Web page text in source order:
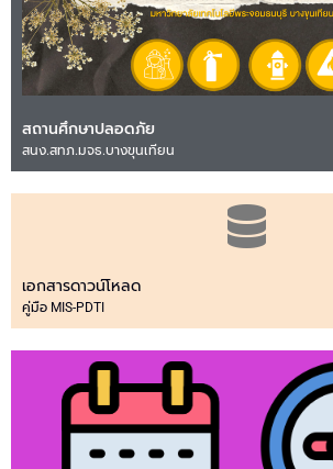
สถานศึกษาปลอดภัย
สนง.สทภ.มจธ.บางขุนเทียน
เอกสารดาวน์โหลด
คู่มือ MIS-PDTI